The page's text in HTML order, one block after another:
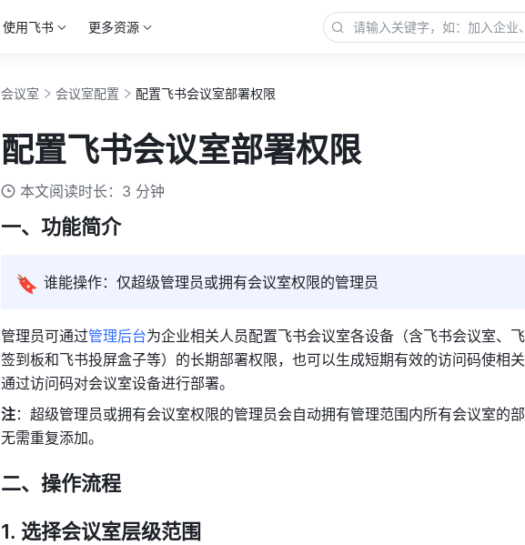
使用飞书 更多资源
会议室 会议室配置 配置飞书会议室部署权限
配置飞书会议室部署权限
本文阅读时长：3 分钟
一、功能简介
🔖 谁能操作：仅超级管理员或拥有会议室权限的管理员
管理员可通过管理后台为企业相关人员配置飞书会议室各设备（含飞书会议室、
签到板和飞书投屏盒子等）的长期部署权限，也可以生成短期有效的访问码使相
通过访问码对会议室设备进行部署。
注：超级管理员或拥有会议室权限的管理员会自动拥有管理范围内所有会议室的
无需重复添加。
二、操作流程
选择会议室层级范围